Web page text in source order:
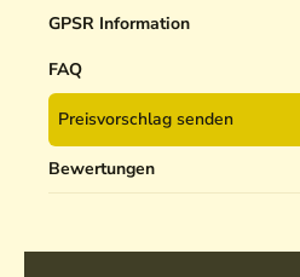
GPSR Information
FAQ
Preisvorschlag senden
Bewertungen